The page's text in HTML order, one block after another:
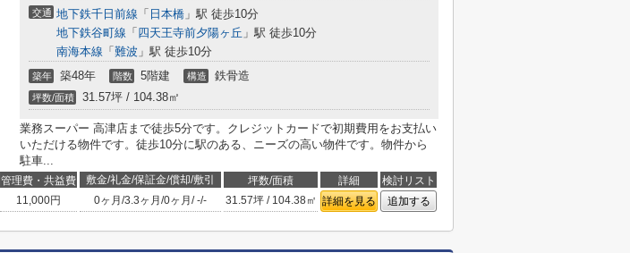
交通 地下鉄千日前線 「 日本橋 」駅 徒歩10分
地下鉄谷町線 「 四天王寺前夕陽ヶ丘 」駅 徒歩10分
南海本線 「 難波 」駅 徒歩10分
築年 築48年 階数 5階建 構造 鉄骨造
坪数/面積 31.57坪 / 104.38㎡
業務スーパー 高津店まで徒歩5分です。クレジットカードで初期費用をお支払い
いただける物件です。徒歩10分に駅のある、ニーズの高い物件です。物件から
駐車...
管理費・共益費 敷金/礼金/保証金/償却/敷引 坪数/面積 詳細
検討リスト
11,000円 0ヶ月 /3.3ヶ月 /0ヶ月 /-/- 31.57坪 / 104.38㎡ 詳細を見る 追加する